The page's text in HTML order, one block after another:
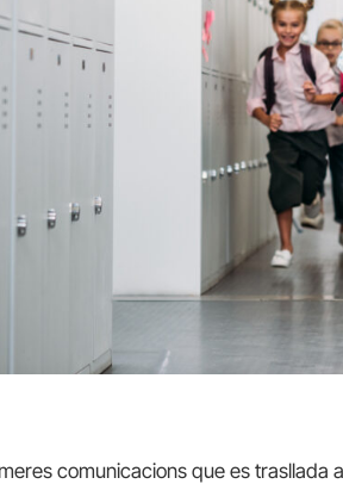
comunicacions que es trasllada